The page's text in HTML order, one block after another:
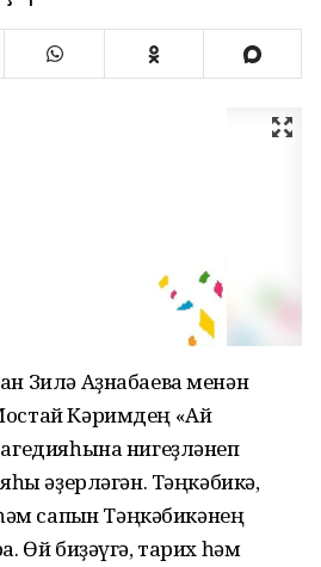
Зилә Аҙнабаева менән
Кәримдең «Ай
нигеҙләнеп
әҙерләгән. Тәңкәбикә,
сапҡын Тәңкәбикәнең
Өй биҙәүгә, тарих һәм